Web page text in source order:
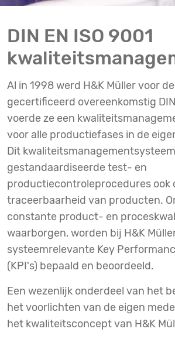
DIN EN ISO 9001
Al in 1998 werd H&K Müller voor
gecertificeerd overeenkomstig DIN
voerde ze een
voor alle productiefases in de
Dit
gestandaardiseerde test- en
productiecontroleprocedures ook
traceerbaarheid van producten.
constante product- en
waarborgen, worden bij H&K
systeemrelevante Key
(KPI's) bepaald en beoordeeld.
Een wezenlijk onderdeel van het
het voorlichten van de eigen
het kwaliteitsconcept van H&K